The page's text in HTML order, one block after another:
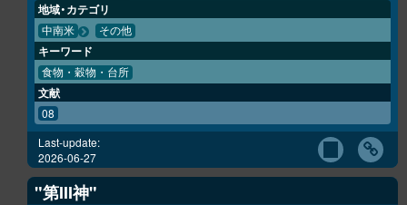
地域・カテゴリ
中南米 その他
キーワード
食物・穀物・台所
文献
08
Last-update:
2026-06-27
"第III神"